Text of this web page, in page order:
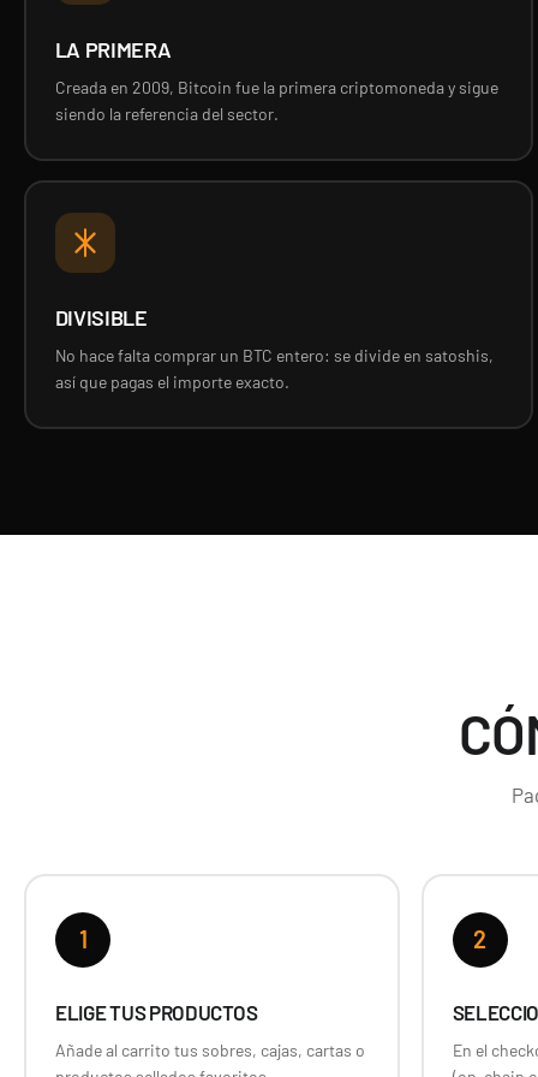
LA PRIMERA
Creada en 2009, Bitcoin fue la primera criptomoneda y sigue
siendo la referencia del sector.
DIVISIBLE
No hace falta comprar un BTC entero: se divide en satoshis,
así que pagas el importe exacto.
1
ELIGE TUS PRODUCTOS
Añade al carrito tus sobres, cajas, cartas o
2
En el